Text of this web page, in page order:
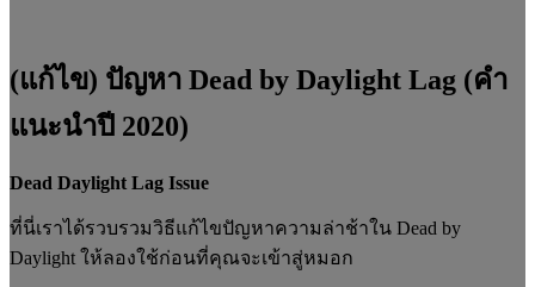
(แก้ไข) ปัญหา Dead by Daylight Lag (คำ
แนะนำปี 2020)
Dead Daylight Lag Issue
ที่นี่เราได้รวบรวมวิธีแก้ไขปัญหาความล่าช้าใน Dead by
Daylight ให้ลองใช้ก่อนที่คุณจะเข้าสู่หมอก